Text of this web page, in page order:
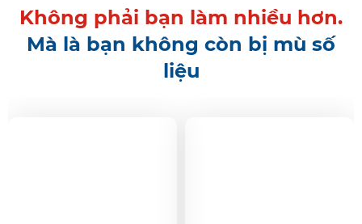
Không phải bạn làm nhiều hơn.
Mà là bạn không còn bị mù số
liệu